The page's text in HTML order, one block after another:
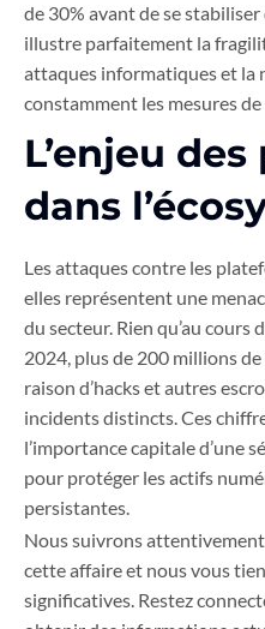
de 30% avant de se
illustre parfaitement la
attaques informatiques et la
constamment les mesures
L’enjeu
dans
Les attaques contre les
elles représentent une
du secteur. Rien qu’au cours
2024, plus de 200 millions
raison d’hacks et autres
incidents distincts. Ces
l’importance capitale d’une
pour protéger les actifs
persistantes.
Nous suivrons
cette affaire et nous vous
significatives. Restez